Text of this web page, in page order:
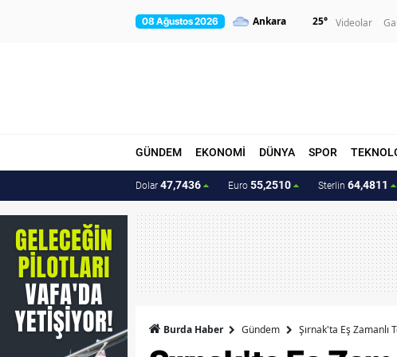
08 Ağustos 2026 25° Videolar
GÜNDEM EKONOMİ DÜNYA SPOR
Dolar 47,7436 Euro 55,2510 Sterlin 64,4811
Burda Haber Gündem Şırnak'ta Eş Zamanlı